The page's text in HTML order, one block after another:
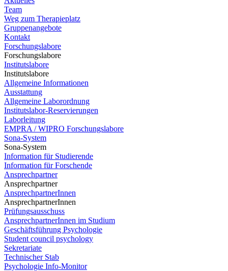
Team
Weg zum Therapieplatz
Gruppenangebote
Kontakt
Forschungslabore
Forschungslabore
Institutslabore
Institutslabore
Allgemeine Informationen
Ausstattung
Allgemeine Laborordnung
Institutslabor-Reservierungen
Laborleitung
EMPRA / WIPRO Forschungslabore
Sona-System
Sona-System
Information für Studierende
Information für Forschende
Ansprechpartner
Ansprechpartner
AnsprechpartnerInnen
AnsprechpartnerInnen
Prüfungsausschuss
AnsprechpartnerInnen im Studium
Geschäftsführung Psychologie
Student council psychology
Sekretariate
Technischer Stab
Psychologie Info-Monitor